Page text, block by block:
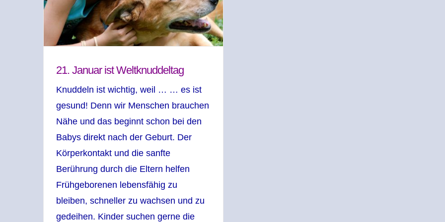
21. Januar ist Weltknuddeltag
Knuddeln ist wichtig, weil … … es ist
gesund! Denn wir Menschen brauchen
Nähe und das beginnt schon bei den
Babys direkt nach der Geburt. Der
Körperkontakt und die sanfte
Berührung durch die Eltern helfen
Frühgeborenen lebensfähig zu
bleiben, schneller zu wachsen und zu
gedeihen. Kinder suchen gerne die